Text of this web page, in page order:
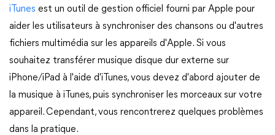
iTunes est un outil de gestion officiel fourni par Apple pour
aider les utilisateurs à synchroniser des chansons ou d'autres
fichiers multimédia sur les appareils d'Apple. Si vous
souhaitez transférer musique disque dur externe sur
iPhone/iPad à l'aide d'iTunes, vous devez d'abord ajouter de
la musique à iTunes, puis synchroniser les morceaux sur votre
appareil. Cependant, vous rencontrerez quelques problèmes
dans la pratique.